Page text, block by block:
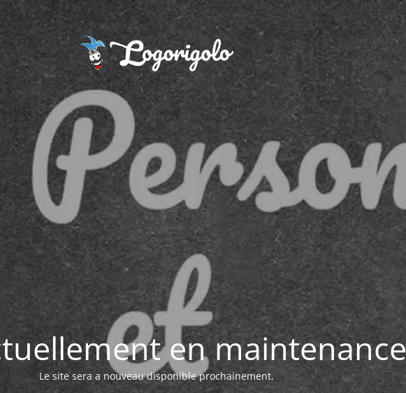
en maintenance
Le site sera a nouveau disponible prochainement.